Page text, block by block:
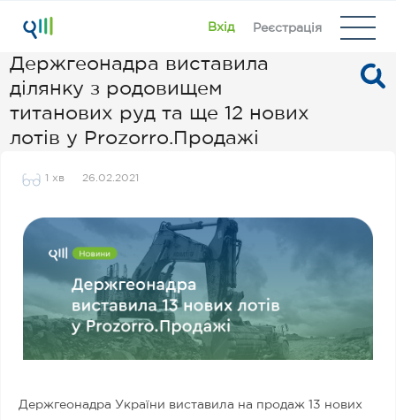
Вхід Реєстрація
Держгеонадра виставила
ділянку з родовищем
титанових руд та ще 12 нових
лотів у Prozorro.Продажі
1 хв 26.02.2021
Держгеонадра України виставила на продаж 13 нових